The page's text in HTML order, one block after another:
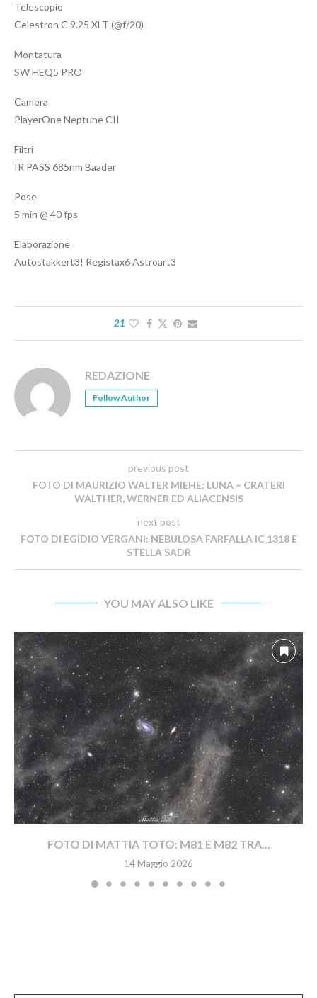
Telescopio
Celestron C 9.25 XLT (@f/20)
Montatura
SW HEQ5 PRO
Camera
PlayerOne Neptune CII
Filtri
IR PASS 685nm Baader
Pose
5 min @ 40 fps
Elaborazione
Autostakkert3! Registax6 Astroart3
21
REDAZIONE
Follow Author
previous post
FOTO DI MAURIZIO WALTER MIEHE: LUNA – CRATERI
WALTHER, WERNER ED ALIACENSIS
next post
FOTO DI EGIDIO VERGANI: NEBULOSA FARFALLA IC 1318 E
STELLA SADR
YOU MAY ALSO LIKE
FOTO DI MATTIA TOTO: M81 E M82 TRA...
14 Maggio 2026